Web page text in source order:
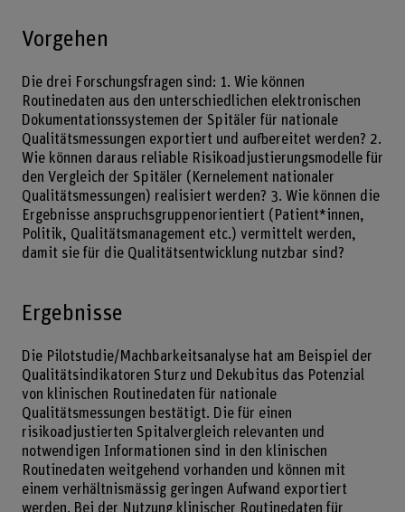
Vorgehen
Die drei Forschungsfragen sind: 1. Wie können
Routinedaten aus den unterschiedlichen elektronischen
Dokumentationssystemen der Spitäler für nationale
Qualitätsmessungen exportiert und aufbereitet werden? 2.
Wie können daraus reliable Risikoadjustierungsmodelle für
den Vergleich der Spitäler (Kernelement nationaler
Qualitätsmessungen) realisiert werden? 3. Wie können die
Ergebnisse anspruchsgruppenorientiert (Patient*innen,
Politik, Qualitätsmanagement etc.) vermittelt werden,
damit sie für die Qualitätsentwicklung nutzbar sind?
Ergebnisse
Die Pilotstudie/Machbarkeitsanalyse hat am Beispiel der
Qualitätsindikatoren Sturz und Dekubitus das Potenzial
von klinischen Routinedaten für nationale
Qualitätsmessungen bestätigt. Die für einen
risikoadjustierten Spitalvergleich relevanten und
notwendigen Informationen sind in den klinischen
Routinedaten weitgehend vorhanden und können mit
einem verhältnismässig geringen Aufwand exportiert
werden. Bei der Nutzung klinischer Routinedaten für